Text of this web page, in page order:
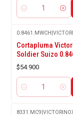
Cantidad
0.8461.MWCH
Cortapluma
Soldier Suizo
$54.900
Cantidad
8331.MC9|